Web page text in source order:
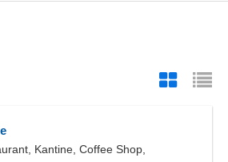
Kantine, Coffee Shop,